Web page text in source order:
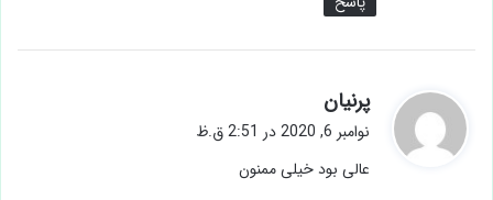
پرنيان
:
نوامبر 6, 2020 در 2:51 ق.ظ
عالى بود خیلى ممنون